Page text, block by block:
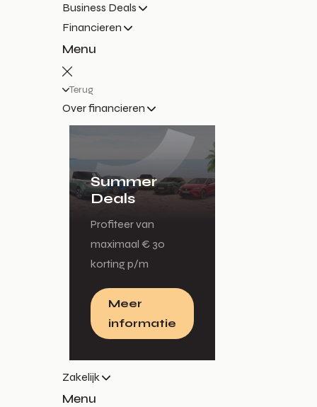
Business Deals
Financieren
Menu
Terug
Over financieren
Summer
Deals
Profiteer van
maximaal € 30
korting p/m
Meer
informatie
Zakelijk
Menu